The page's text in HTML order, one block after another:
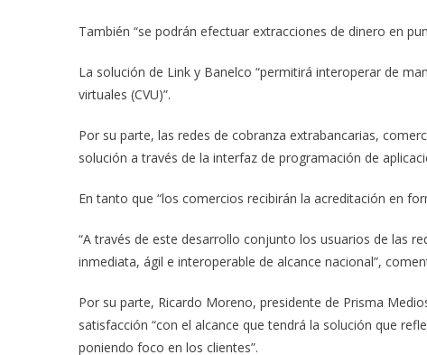
También “se podrán efectuar extracciones de dinero en
La solución de Link y Banelco “permitirá interoperar de
virtuales (CVU)”.
Por su parte, las redes de cobranza extrabancarias,
solución a través de la interfaz de programación de
En tanto que “los comercios recibirán la acreditación en
“A través de este desarrollo conjunto los usuarios de las
inmediata, ágil e interoperable de alcance nacional”,
Por su parte, Ricardo Moreno, presidente de Prisma
satisfacción “con el alcance que tendrá la solución que
poniendo foco en los clientes”.